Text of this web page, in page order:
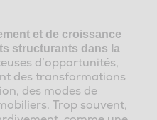
et de croissance
structurants dans la
d’opportunités,
des transformations
des modes de
Trop souvent,